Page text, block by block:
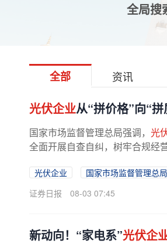
全局搜
全部 资讯
光伏企业从“拼价格”向“
国家市场监督管理总局强调， 光
全面开展自查自纠，树牢合规经
光伏企业 国家市场监督管理总局
证券日报
08-03 07:45
新动向！“家电系”光伏企